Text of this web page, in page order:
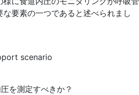
要素の一つであると述べられまし
を測定すべきか？